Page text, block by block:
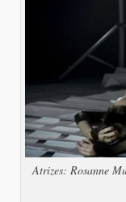
Atrizes: Rosanne